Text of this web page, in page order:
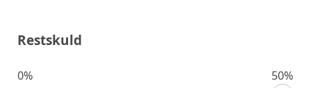
Restskuld
0% 50%